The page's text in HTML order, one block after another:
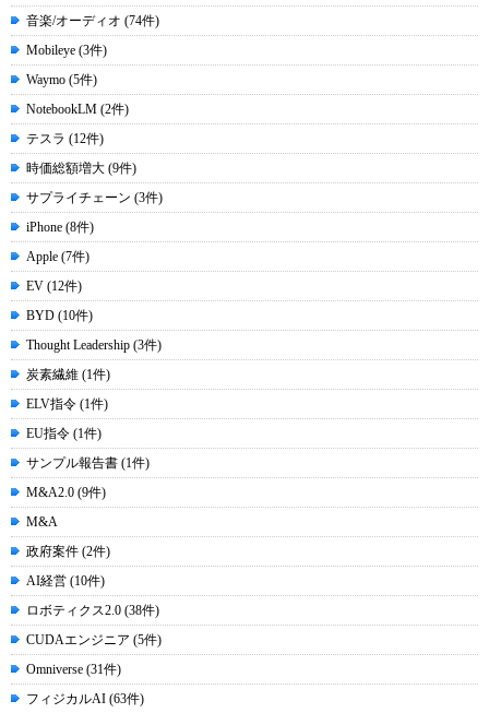
音楽/オーディオ (74件)
Mobileye (3件)
Waymo (5件)
NotebookLM (2件)
テスラ (12件)
時価総額増大 (9件)
サプライチェーン (3件)
iPhone (8件)
Apple (7件)
EV (12件)
BYD (10件)
Thought Leadership (3件)
炭素繊維 (1件)
ELV指令 (1件)
EU指令 (1件)
サンプル報告書 (1件)
M&A2.0 (9件)
M&A
政府案件 (2件)
AI経営 (10件)
ロボティクス2.0 (38件)
CUDAエンジニア (5件)
Omniverse (31件)
フィジカルAI (63件)